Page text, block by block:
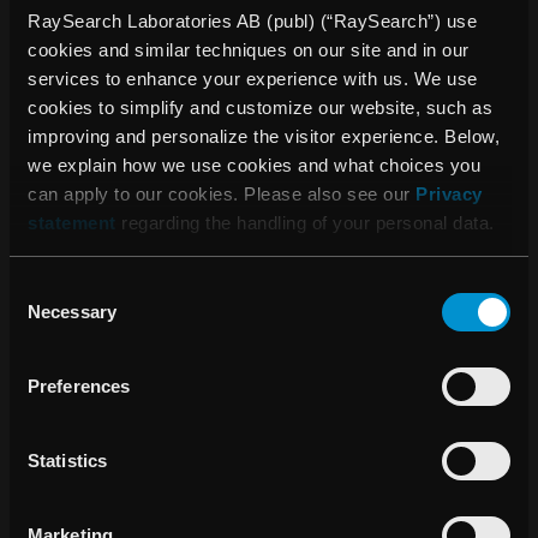
RaySearch Laboratories AB (publ) (“RaySearch”) use
cookies and similar techniques on our site and in our
services to enhance your experience with us. We use
cookies to simplify and customize our website, such as
improving and personalize the visitor experience. Below,
we explain how we use cookies and what choices you
can apply to our cookies. Please also see our Privacy
statement regarding the handling of your personal data.
Selection
Necessary
Preferences
Statistics
och för helåret steg den med 13 procent till 1 344 (1 192)
MSEK. Den stärkta kronan har haft stor inverkan på
omsättningen. Organiskt uppgick tillväxten till 28 procent
för kvartalet och 19 procent för helåret.
Den starka försäljningsutvecklingen medförde att kvartalets
rörelseresultat ökade med 25 procent till 92 (74) MSEK,
vilket motsvarar en rörelsemarginal om 24 (23) procent. För
helåret var ökningen 12 procent till 292 (260) MSEK och
valutakursförluster var rörelseresultatet för kvartalet 103
MSEK och rörelsemarginalen 27 procent. För helåret var
justerat för valuta samt jämförelsestörande kostnader. Det
är också glädjande att kassaflödet utvecklades positivt
under kvartalet, där det fria kassaflödet förbättrades till 91
(24) MSEK.
RaySearch visade en stark utveckling under 2025 trots